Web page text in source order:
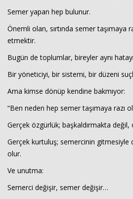
Semer yapan hep bulunur.
Önemli olan, sırtında semer taşımaya
etmektir.
Bugün de toplumlar, bireyler aynı
Bir yöneticiyi, bir sistemi, bir düzeni
Ama kimse dönüp kendine bakmıyor:
“Ben neden hep semer taşımaya razı
Gerçek özgürlük; başkaldırmakta
Gerçek kurtuluş; semercinin gitmesiyle
olur.
Ve unutma:
Semerci değişir, semer değişir…